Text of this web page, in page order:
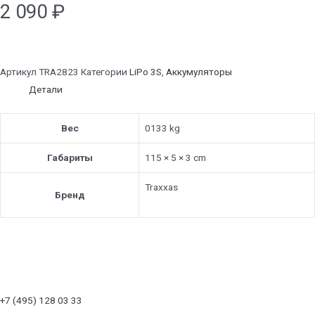
2 090 ₽
Артикул TRA2823 Категории LiPo 3S, Аккумуляторы
Детали
Вес 0133 kg
Габариты 115 × 5 × 3 cm
Бренд
Traxxas
+7 (495) 128 03 33